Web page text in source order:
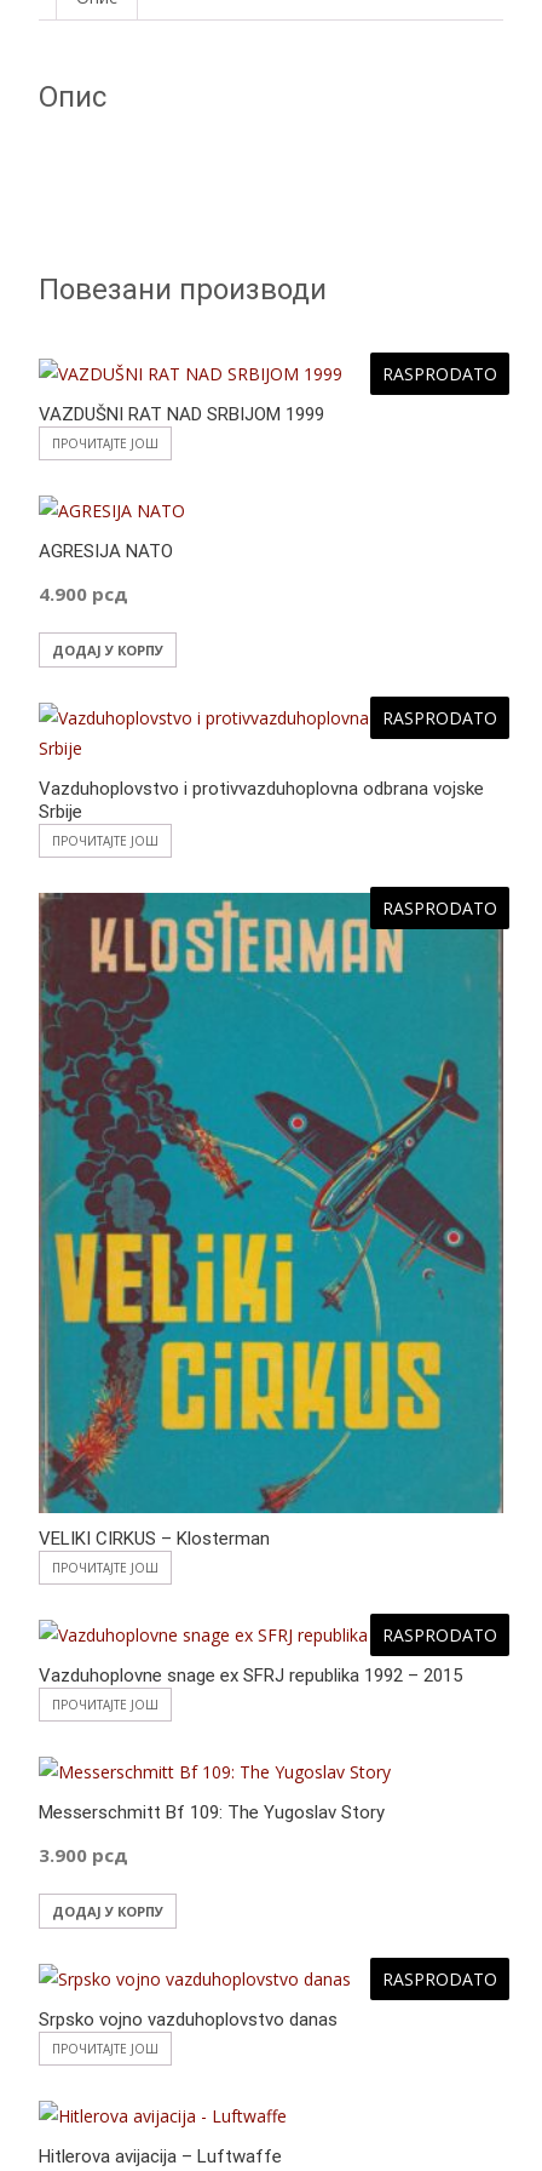
Опис
Повезани производи
RASPRODATO
VAZDUŠNI RAT NAD SRBIJOM 1999
ПРОЧИТАЈТЕ ЈОШ
AGRESIJA NATO
4.900 рсд
ДОДАЈ У КОРПУ
RASPRODATO
Vazduhoplovstvo i protivvazduhoplovna odbrana vojske
Srbije
ПРОЧИТАЈТЕ ЈОШ
RASPRODATO
VELIKI CIRKUS – Klosterman
ПРОЧИТАЈТЕ ЈОШ
RASPRODATO
Vazduhoplovne snage ex SFRJ republika 1992 – 2015
ПРОЧИТАЈТЕ ЈОШ
Messerschmitt Bf 109: The Yugoslav Story
3.900 рсд
ДОДАЈ У КОРПУ
RASPRODATO
Srpsko vojno vazduhoplovstvo danas
ПРОЧИТАЈТЕ ЈОШ
Hitlerova avijacija – Luftwaffe